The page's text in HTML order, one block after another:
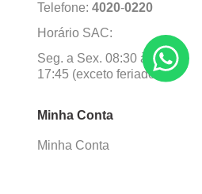
Telefone: 4020-0220
Horário SAC:
Seg. a Sex. 08:30 às
17:45 (exceto feriados)
Minha Conta
Minha Conta